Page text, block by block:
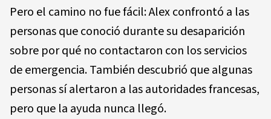
Pero el camino no fue fácil: Alex confrontó a las
personas que conoció durante su desaparición
sobre por qué no contactaron con los servicios
de emergencia. También descubrió que algunas
personas sí alertaron a las autoridades francesas,
pero que la ayuda nunca llegó.